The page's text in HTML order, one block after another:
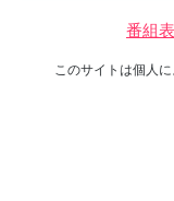
番組表
このサイトは個人